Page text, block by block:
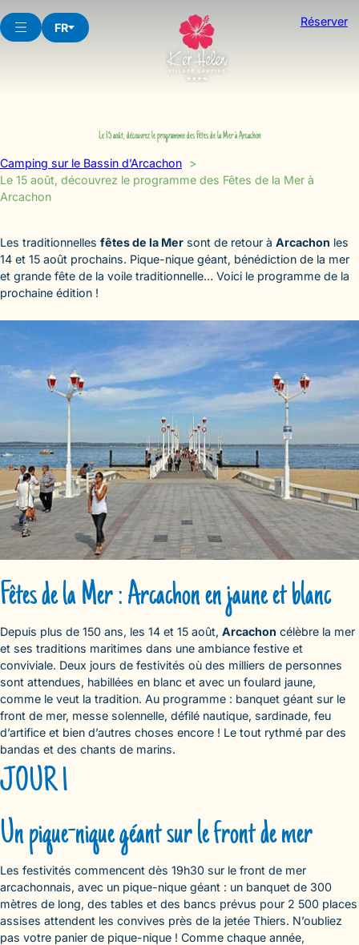
au
contenu
FR Réserver
Le 15 août, découvrez le programme des Fêtes de la Mer à Arcachon
Camping sur le Bassin d’Arcachon
Le 15 août, découvrez le programme des Fêtes de la Mer à
Arcachon
Les traditionnelles fêtes de la Mer sont de retour à Arcachon les
14 et 15 août prochains. Pique-nique géant, bénédiction de la mer
et grande fête de la voile traditionnelle… Voici le programme de la
prochaine édition !
Fêtes de la Mer : Arcachon en jaune et blanc
Depuis plus de 150 ans, les 14 et 15 août, Arcachon célèbre la mer
et ses traditions maritimes dans une ambiance festive et
conviviale. Deux jours de festivités où des milliers de personnes
sont attendues, habillées en blanc et avec un foulard jaune,
comme le veut la tradition. Au programme : banquet géant sur le
front de mer, messe solennelle, défilé nautique, sardinade, feu
d’artifice et bien d’autres choses encore ! Le tout rythmé par des
bandas et des chants de marins.
JOUR 1
Un pique-nique géant sur le front de mer
Les festivités commencent dès 19h30 sur le front de mer
arcachonnais, avec un pique-nique géant : un banquet de 300
mètres de long, des tables et des bancs prévus pour 2 500 places
assises attendent les convives près de la jetée Thiers. N’oubliez
pas votre panier de pique-nique ! Comme chaque année,